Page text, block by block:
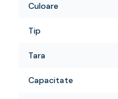
Culoare
Tip
Tara
Capacitate